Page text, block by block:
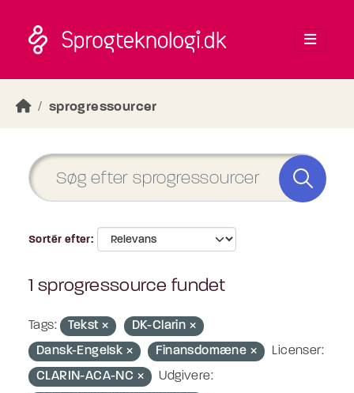
sprogressourcer
Sortér efter
1 sprogressource fundet
Tags: Tekst
DK-Clarin
Dansk-Engelsk
Finansdomæne
Licenser:
CLARIN-ACA-NC
Udgivere: